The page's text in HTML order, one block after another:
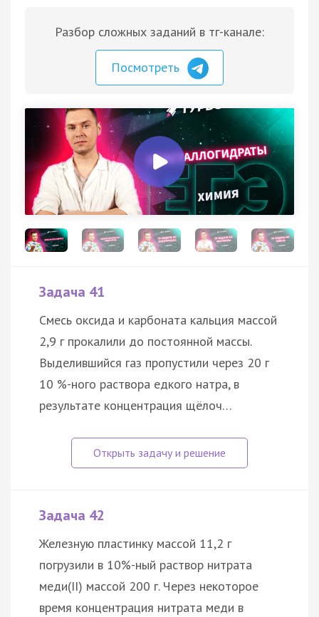
Разбор сложных заданий в тг-канале:
Посмотреть
Задача 41
Смесь оксида и карбоната кальция массой
2,9 г прокалили до постоянной массы.
Выделившийся газ пропустили через 20 г
10 %-ного раствора едкого натра, в
результате концентрация щёлоч…
Задача 42
Железную пластинку массой 11,2 г
погрузили в 10%-ный раствор нитрата
меди(II) массой 200 г. Через некоторое
время концентрация нитрата меди в